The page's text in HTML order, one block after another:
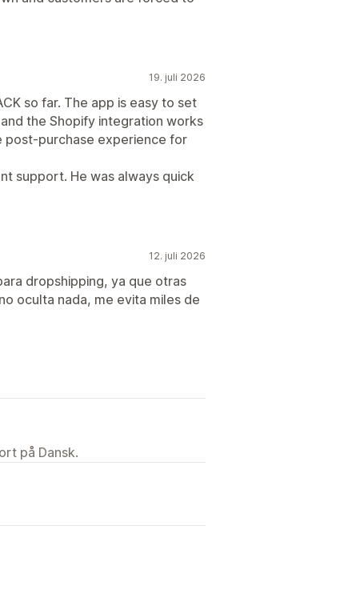
19. juli 2026
so far. The app is easy to set
the Shopify integration works
post-purchase experience for
support. He was always quick
12. juli 2026
dropshipping, ya que otras
oculta nada, me evita miles de
på Dansk.